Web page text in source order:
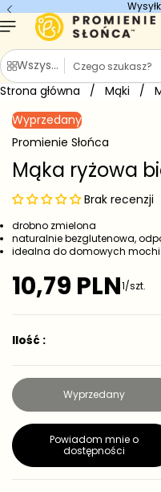
treści
Wszystkie kategorie
S
z
u
a
j
Strona główna / Mąki /
Przejdź do
o
produkcie
Wyprzedany
Promienie Słońca
Mąka ryżowa
Brak recenzji
drobno zmielona
naturalnie bezglutenowa,
idealna do domowych mochi
C
a
e
g
u
a
r
n
a
10,79 PLN1/szt.
Ilość :
Wyprzedany
Powiadom mnie o
dostępności